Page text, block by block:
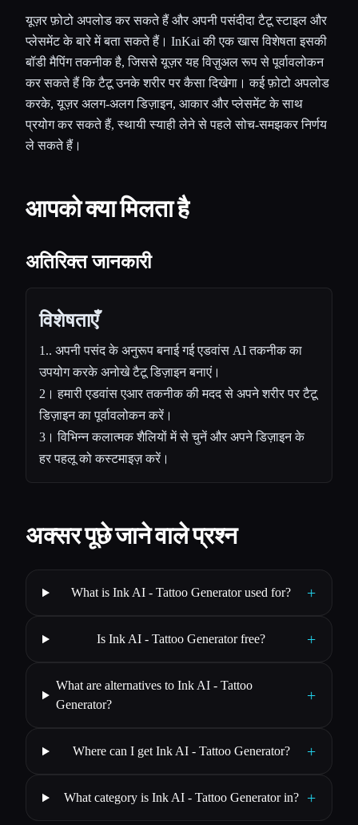
यूज़र फ़ोटो अपलोड कर सकते हैं और अपनी पसंदीदा टैटू स्टाइल और
प्लेसमेंट के बारे में बता सकते हैं। InKai की एक खास विशेषता इसकी
बॉडी मैपिंग तकनीक है, जिससे यूज़र यह विज़ुअल रूप से पूर्वावलोकन
कर सकते हैं कि टैटू उनके शरीर पर कैसा दिखेगा। कई फ़ोटो अपलोड
करके, यूज़र अलग-अलग डिज़ाइन, आकार और प्लेसमेंट के साथ
प्रयोग कर सकते हैं, स्थायी स्याही लेने से पहले सोच-समझकर निर्णय
ले सकते हैं।
आपको क्या मिलता है
अतिरिक्त जानकारी
विशेषताएँ
1.. अपनी पसंद के अनुरूप बनाई गई एडवांस AI तकनीक का
उपयोग करके अनोखे टैटू डिज़ाइन बनाएं।
2। हमारी एडवांस एआर तकनीक की मदद से अपने शरीर पर टैटू
डिज़ाइन का पूर्वावलोकन करें।
3। विभिन्न कलात्मक शैलियों में से चुनें और अपने डिज़ाइन के
हर पहलू को कस्टमाइज़ करें।
अक्सर पूछे जाने वाले प्रश्न
What is Ink AI - Tattoo Generator used for? +
Is Ink AI - Tattoo Generator free? +
What are alternatives to Ink AI - Tattoo
Generator?
+
Where can I get Ink AI - Tattoo Generator? +
What category is Ink AI - Tattoo Generator in? +